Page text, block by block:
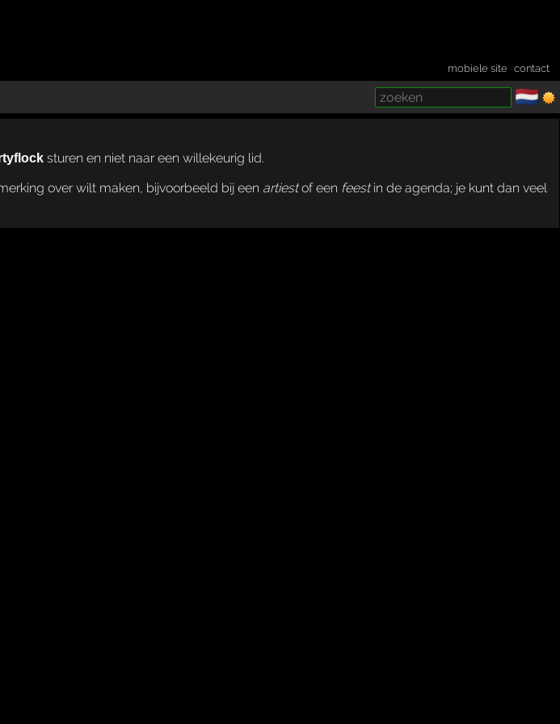
mobiele site ·contact
🇳🇱
sturen en niet naar een willekeurig lid.
over wilt maken, bijvoorbeeld bij een artiestof een feestin de agenda; je kunt dan veel